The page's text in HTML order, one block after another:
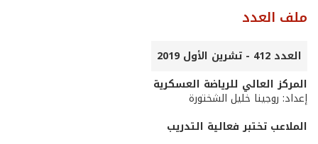
ملف العدد
العدد 412 - تشرين الأول 2019
المركز العالي للرياضة العسكرية
إعداد: روجينا خليل الشختورة
الملاعب تختبر فعالية التدريب